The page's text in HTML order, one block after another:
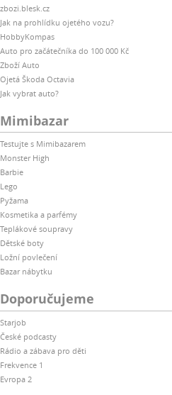
zbozi.blesk.cz
Jak na prohlídku ojetého vozu?
HobbyKompas
Auto pro začátečníka do 100 000 Kč
Zboží Auto
Ojetá Škoda Octavia
Jak vybrat auto?
Mimibazar
Testujte s Mimibazarem
Monster High
Barbie
Lego
Pyžama
Kosmetika a parfémy
Teplákové soupravy
Dětské boty
Ložní povlečení
Bazar nábytku
Doporučujeme
Starjob
České podcasty
Rádio a zábava pro děti
Frekvence 1
Evropa 2